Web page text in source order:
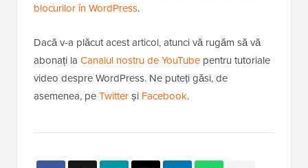
blocurilor în WordPress.
Dacă v-a plăcut acest articol, atunci vă rugăm să vă
abonați la Canalul nostru de YouTube pentru tutoriale
video despre WordPress. Ne puteți găsi, de
asemenea, peTwitterși Facebook.